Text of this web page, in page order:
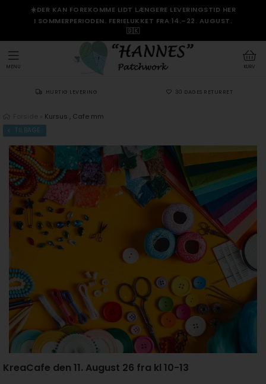
☀️DER KAN FOREKOMME LIDT LÆNGERE LEVERINGSTID HER
I SOMMERPERIODEN. FERIELUKKET FRA 14.–22. AUGUST.
🇩🇰
KURV
MENU
HURTIG LEVERING 30 DAGES RETURRET
Kursus , Cafe mm
TILBAGE
KreaCafe den 11. August 26 fra kl 10-13